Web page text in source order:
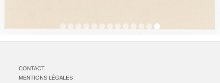
CONTACT
MENTIONS LÉGALES